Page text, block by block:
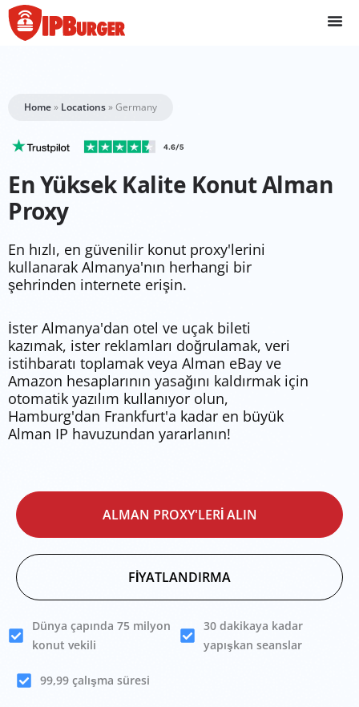
İçeriğe
geç
Home» Locations»Germany
En Yüksek Kalite Konut Alman
Proxy
En hızlı, en güvenilir konut proxy'lerini
kullanarak Almanya'nın herhangi bir
şehrinden internete erişin.
İster Almanya'dan otel ve uçak bileti
kazımak, ister reklamları doğrulamak, veri
istihbaratı toplamak veya Alman eBay ve
Amazon hesaplarının yasağını kaldırmak için
otomatik yazılım kullanıyor olun,
Hamburg'dan Frankfurt'a kadar en büyük
Alman IP havuzundan yararlanın!
ALMAN PROXY'LERI ALIN
FIYATLANDIRMA
Dünya çapında 75 milyon
konut vekili
30 dakikaya kadar
yapışkan seanslar
99,99 çalışma süresi